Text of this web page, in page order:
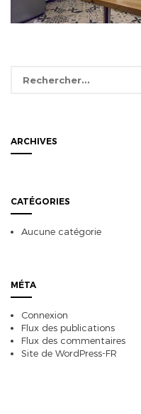
ARCHIVES
CATÉGORIES
Aucune catégorie
MÉTA
Connexion
Flux des publications
Flux des commentaires
Site de WordPress-FR